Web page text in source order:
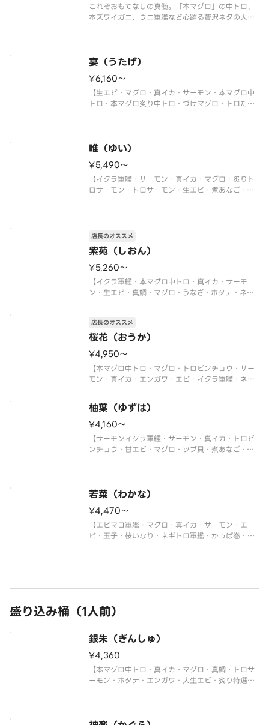
これぞおもてなしの真髄。「本マグロ」の中トロ、
本ズワイガニ、ウニ軍艦など心躍る贅沢ネタの大集
軍艦・イクラ軍艦・切玉子】
※写真は5人前です。
宴（うたげ）
¥6,160〜
【生エビ・マグロ・真イカ・サーモン・本マグロ中
トロ・本マグロ炙り中トロ・づけマグロ・トロたく
唯（ゆい）
¥5,490〜
【イクラ軍艦・サーモン・真イカ・マグロ・炙りト
ロサーモン・トロサーモン・生エビ・煮あなご・炙
紫苑（しおん）
店長のオススメ
¥5,260〜
【イクラ軍艦・本マグロ中トロ・真イカ・サーモ
ン・生エビ・真鯛・マグロ・うなぎ・ホタテ・ネギ
※写真は5人前です。
桜花（おうか）
店長のオススメ
¥4,950〜
【本マグロ中トロ・マグロ・トロビンチョウ・サー
モン・真イカ・エンガワ・エビ・イクラ軍艦・ネギ
〈本マグロ中トロ使用〉
※写真は5人前です。
柚葉（ゆずは）
¥4,160〜
【サーモンイクラ軍艦・サーモン・真イカ・トロビ
ンチョウ・甘エビ・マグロ・ツブ貝・煮あなご・ネ
若菜（わかな）
¥4,470〜
【エビマヨ軍艦・マグロ・真イカ・サーモン・エ
ビ・玉子・桜いなり・ネギトロ軍艦・かっぱ巻・鉄
盛り込み桶（1人前）
銀朱（ぎんしゅ）
¥4,360
【本マグロ中トロ・真イカ・マグロ・真鯛・トロサ
ーモン・ホタテ・エンガワ・大生エビ・炙り特選大